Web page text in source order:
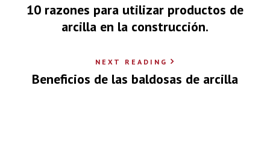
10 razones para utilizar productos de
arcilla en la construcción.
NEXT READING
Beneficios de las baldosas de arcilla